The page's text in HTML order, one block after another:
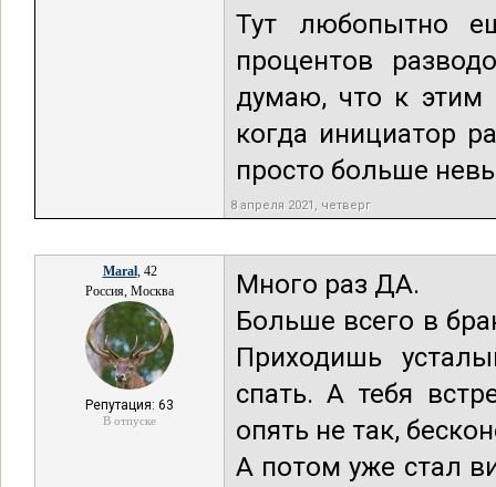
Тут любопытно
процентов
думаю, что к
когда инициатор
просто больше
8 апреля 2021, четверг
Maral, 42
Россия, Москва
Репутация: 63
В отпуске
Много раз ДА.
Больше всего в
Приходишь
спать. А тебя
опять не так,
А потом уже стал